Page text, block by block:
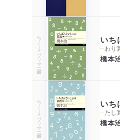
ちくまプリマー新書 い
─わり
橋本
ちくまプリマー新書 い
─たし
橋本